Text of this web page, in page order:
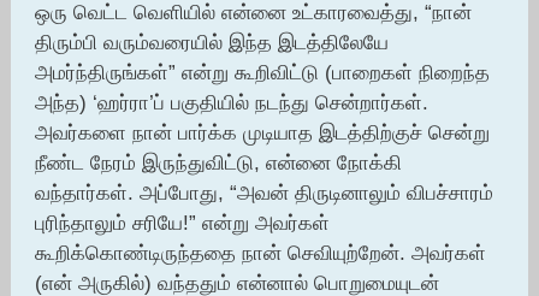
ஒரு வெட்ட வெளியில் என்னை உட்காரவைத்து, “நான்
திரும்பி வரும்வரையில் இந்த இடத்திலேயே
அமர்ந்திருங்கள்” என்று கூறிவிட்டு (பாறைகள் நிறைந்த
அந்த) ‘ஹர்ரா’ப் பகுதியில் நடந்து சென்றார்கள்.
அவர்களை நான் பார்க்க முடியாத இடத்திற்குச் சென்று
நீண்ட நேரம் இருந்துவிட்டு, என்னை நோக்கி
வந்தார்கள். அப்போது, “அவன் திருடினாலும் விபச்சாரம்
புரிந்தாலும் சரியே!” என்று அவர்கள்
கூறிக்கொண்டிருந்ததை நான் செவியுற்றேன். அவர்கள்
(என் அருகில்) வந்ததும் என்னால் பொறுமையுடன்